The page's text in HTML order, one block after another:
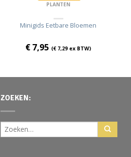
PLANTEN
Minigids Eetbare Bloemen
€ 7,95 (€7,29 ex BTW)
ZOEKEN: